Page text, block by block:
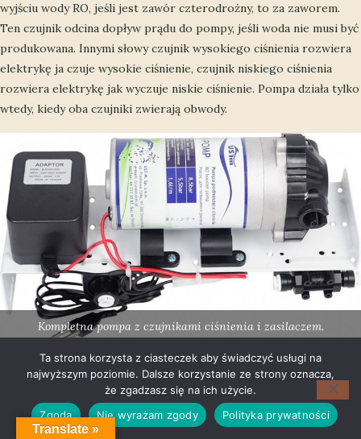
wyjściu wody RO, jeśli jest zawór czterodrożny, to za zaworem.
Ten czujnik odcina dopływ prądu do pompy, jeśli woda nie musi być
produkowana. Innymi słowy czujnik wysokiego ciśnienia rozwiera
elektrykę ja czuje wysokie ciśnienie, czujnik niskiego ciśnienia
rozwiera elektrykę jak wyczuje niskie ciśnienie. Pompa działa tylko
wtedy, kiedy oba czujniki zwierają obwody.
Kompletna pompa z czujnikami ciśnienia i zasilaczem.
Rozwiązanie opisane powyżej jest najczęściej stosowane. W
sprzedaży są też pompy działające trochę inaczej, np. Permeate
Translate »
Ta strona korzysta z ciasteczek aby świadczyć usługi na
najwyższym poziomie. Dalsze korzystanie ze strony oznacza,
że zgadzasz się na ich użycie.
Zgoda
Nie wyrażam zgody Polityka prywatności